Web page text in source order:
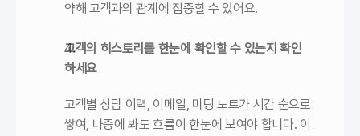
약해 고객과의 관계에 집중할 수 있어요.
고객의 히스토리를 한눈에 확인할 수 있는지 확인
하세요
고객별 상담 이력, 이메일, 미팅 노트가 시간 순으로
쌓여, 나중에 봐도 흐름이 한눈에 보여야 합니다. 이